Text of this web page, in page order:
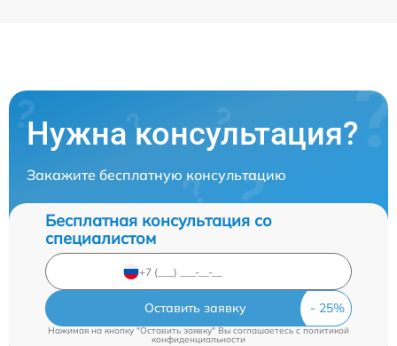
Нужна консультация?
Закажите бесплатную консультацию
Бесплатная консультация со
специалистом
Оставить заявку
Нажимая на кнопку "Оставить заявку" Вы соглашаетесь cполитикой
конфиденциальности